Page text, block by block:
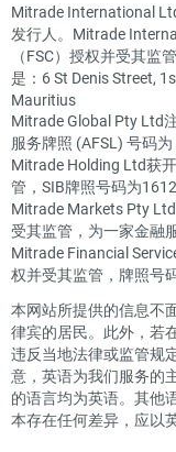
Mitrade International
发行人。Mitrade
（FSC）授权并受其
是：6 St Denis Street,
Mauritius
Mitrade Global Pty Ltd
服务牌照 (AFSL) 号码为
Mitrade Holding Ltd获
管，SIB牌照号码为
Mitrade Markets Pty
受其监管，为一家金融
Mitrade Financial
权并受其监管，牌照号
本网站所提供的信息不
律宾的居民。此外，若
违反当地法律或监管规
意，英语为我们服务的
的语言均为英语。其他
本存在任何差异，应以